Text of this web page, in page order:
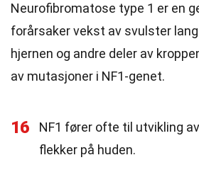
Neurofibromatose type 1 er en
forårsaker vekst av svulster
hjernen og andre deler av
av mutasjoner i NF1-genet.
16
NF1 fører ofte til utvikling
flekker på huden.